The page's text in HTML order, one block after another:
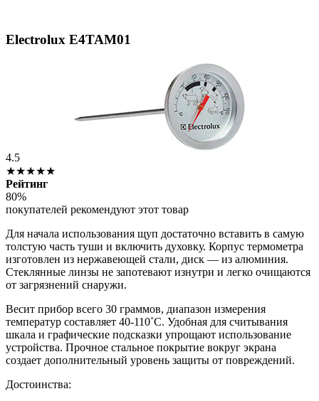
Electrolux E4TAM01
4.5
★★★★★
Рейтинг
80%
покупателей рекомендуют этот товар
Для начала использования щуп достаточно вставить в самую
толстую часть туши и включить духовку. Корпус термометра
изготовлен из нержавеющей стали, диск — из алюминия.
Стеклянные линзы не запотевают изнутри и легко очищаются
от загрязнений снаружи.
Весит прибор всего 30 граммов, диапазон измерения
температур составляет 40-110˚C. Удобная для считывания
шкала и графические подсказки упрощают использование
устройства. Прочное стальное покрытие вокруг экрана
создает дополнительный уровень защиты от повреждений.
Достоинства: